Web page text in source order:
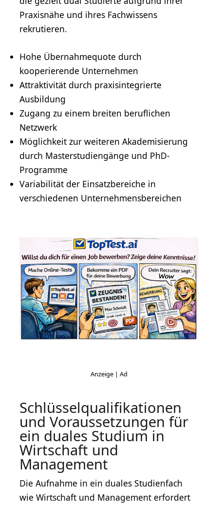
Praxisnähe und ihres Fachwissens
rekrutieren.
Hohe Übernahmequote durch
kooperierende Unternehmen
Attraktivität durch praxisintegrierte
Ausbildung
Zugang zu einem breiten beruflichen
Netzwerk
Möglichkeit zur weiteren Akademisierung
durch Masterstudiengänge und PhD-
Programme
Variabilität der Einsatzbereiche in
verschiedenen Unternehmensbereichen
Schlüsselqualifikationen
und Voraussetzungen für
ein duales Studium in
Wirtschaft und
Management
Die Aufnahme in ein duales Studienfach
wie Wirtschaft und Management erfordert